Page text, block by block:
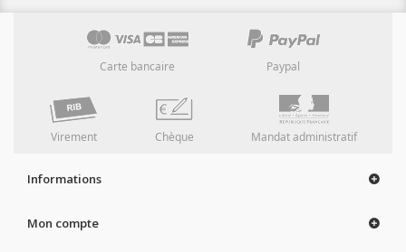
Carte bancaire Paypal
Virement Chèque Mandat administratif
Informations
Mon compte